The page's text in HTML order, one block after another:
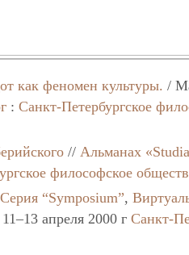
как феномен культуры. /
:Санкт-Петербургское
//Альманах
философское
Серия “Symposium”,
апреля 2000 гСанкт-